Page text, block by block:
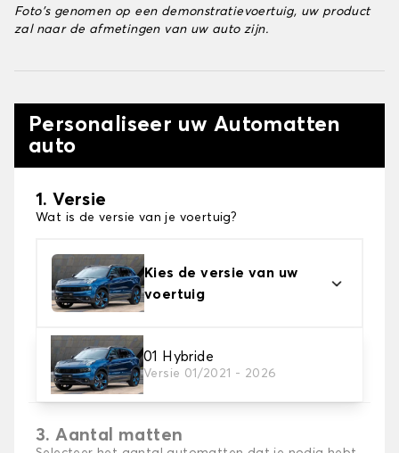
Foto's genomen op een demonstratievoertuig, uw product
zal naar de afmetingen van uw auto zijn.
Personaliseer uw Automatten
auto
1. Versie
Wat is de versie van je voertuig?
Kies de versie van uw
voertuig
01 Hybride
Versie 01/2021 - 2026
2. Materiaal
Kies het materiaal van uw automatten
3. Aantal matten